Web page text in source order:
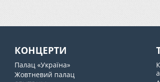
КОНЦЕРТИ
Палац «Україна»
Жовтневий палац